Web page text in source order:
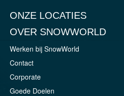
ONZE LOCATIES
OVER SNOWWORLD
Werken bij SnowWorld
Contact
Corporate
Goede Doelen